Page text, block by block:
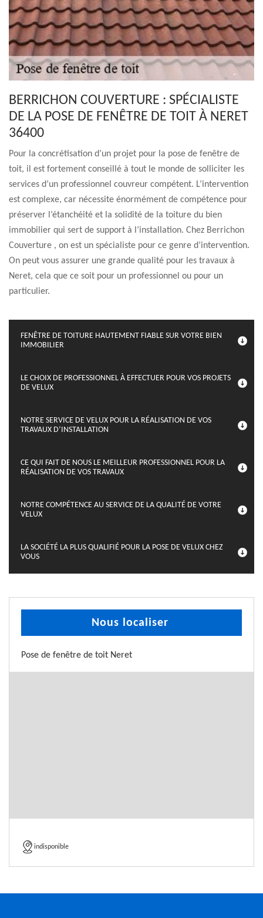
BERRICHON COUVERTURE : SPÉCIALISTE
DE LA POSE DE FENÊTRE DE TOIT À NERET
36400
Pour la concrétisation d’un projet pour la pose de fenêtre de
toit, il est fortement conseillé à tout le monde de solliciter les
services d’un professionnel couvreur compétent. L’intervention
est complexe, car nécessite énormément de compétence pour
préserver l’étanchéité et la solidité de la toiture du bien
immobilier qui sert de support à l’installation. Chez Berrichon
Couverture , on est un spécialiste pour ce genre d’intervention.
On peut vous assurer une grande qualité pour les travaux à
Neret, cela que ce soit pour un professionnel ou pour un
particulier.
FENÊTRE DE TOITURE HAUTEMENT FIABLE SUR VOTRE BIEN
IMMOBILIER
LE CHOIX DE PROFESSIONNEL À EFFECTUER POUR VOS PROJETS
DE VELUX
NOTRE SERVICE DE VELUX POUR LA RÉALISATION DE VOS
TRAVAUX D’INSTALLATION
CE QUI FAIT DE NOUS LE MEILLEUR PROFESSIONNEL POUR LA
RÉALISATION DE VOS TRAVAUX
NOTRE COMPÉTENCE AU SERVICE DE LA QUALITÉ DE VOTRE
VELUX
LA SOCIÉTÉ LA PLUS QUALIFIÉ POUR LA POSE DE VELUX CHEZ
VOUS
Nous localiser
Pose de fenêtre de toit Neret
indisponible